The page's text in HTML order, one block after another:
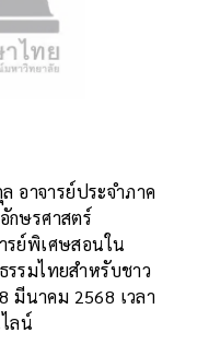
อาจารย์ประจำภาค
กษรศาสตร์
รย์พิเศษสอนใน
รมไทยสำหรับชาว
มีนาคม 2568 เวลา
ลน์